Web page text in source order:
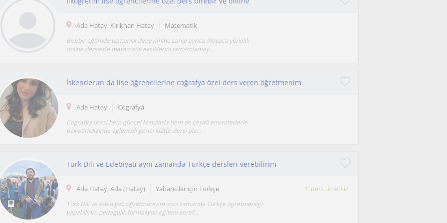
Ada Hatay, Kirikhan Hatay Matematik
Birebir eğtimde uzmanlık deneyimine sahip ayrıca ihtiyaca yönelik
online derslerle matematik eksiklerini tamamlamay...
İskenderun da lise öğrencilerine coğrafya özel ders veren öğretmenim
Ada Hatay Cografya
Cografya dersi hem güncel konularla hem de çesitli envanterlerle
pekistirildiginde eglenceli genel kültür dersi ola...
Türk Dili ve Edebiyatı aynı zamanda Türkçe dersleri verebilirim
Ada Hatay, Ada (Hatay) Yabancilar için Türkçe 1. ders ücretsiz
Türk Dili ve edebiyatı öğretmeniyim aynı zamanda Türkçe ogretmenligi
yapabilirim pedagojik formasyon eğitimi sertif...